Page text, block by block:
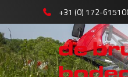
+31 (0) 172-